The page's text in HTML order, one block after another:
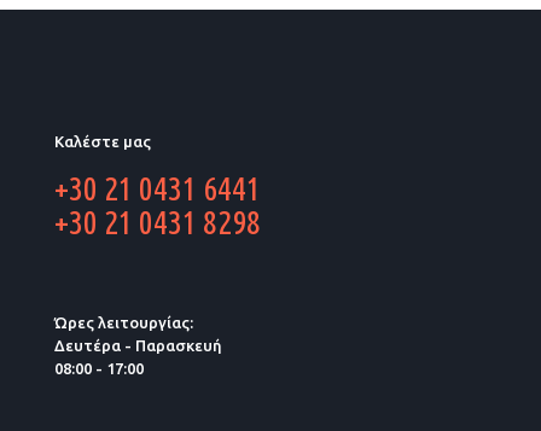
Καλέστε μας
+30 21 0431 6441
+30 21 0431 8298
Ώρες λειτουργίας:
Δευτέρα - Παρασκευή
08:00 - 17:00